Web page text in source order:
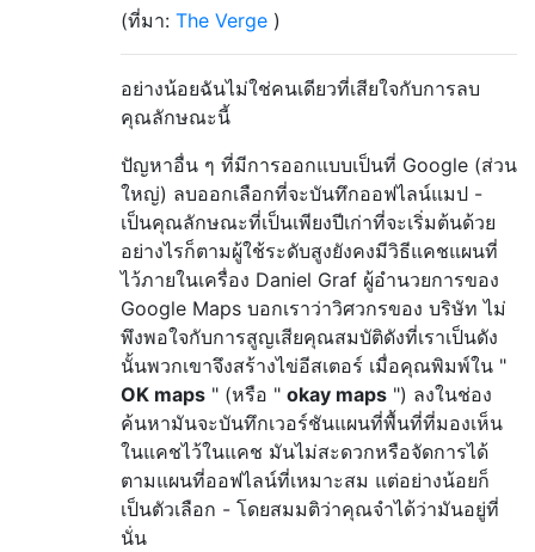
(ที่มา: The Verge )
อย่างน้อยฉันไม่ใช่คนเดียวที่เสียใจกับการลบ
คุณลักษณะนี้
ปัญหาอื่น ๆ ที่มีการออกแบบเป็นที่ Google (ส่วน
ใหญ่) ลบออกเลือกที่จะบันทึกออฟไลน์แมป -
เป็นคุณลักษณะที่เป็นเพียงปีเก่าที่จะเริ่มต้นด้วย
อย่างไรก็ตามผู้ใช้ระดับสูงยังคงมีวิธีแคชแผนที่
ไว้ภายในเครื่อง Daniel Graf ผู้อำนวยการของ
Google Maps บอกเราว่าวิศวกรของ บริษัท ไม่
พึงพอใจกับการสูญเสียคุณสมบัติดังที่เราเป็นดัง
นั้นพวกเขาจึงสร้างไข่อีสเตอร์ เมื่อคุณพิมพ์ใน "
OK maps " (หรือ " okay maps ") ลงในช่อง
ค้นหามันจะบันทึกเวอร์ชันแผนที่พื้นที่ที่มองเห็น
ในแคชไว้ในแคช มันไม่สะดวกหรือจัดการได้
ตามแผนที่ออฟไลน์ที่เหมาะสม แต่อย่างน้อยก็
เป็นตัวเลือก - โดยสมมติว่าคุณจำได้ว่ามันอยู่ที่
นั่น